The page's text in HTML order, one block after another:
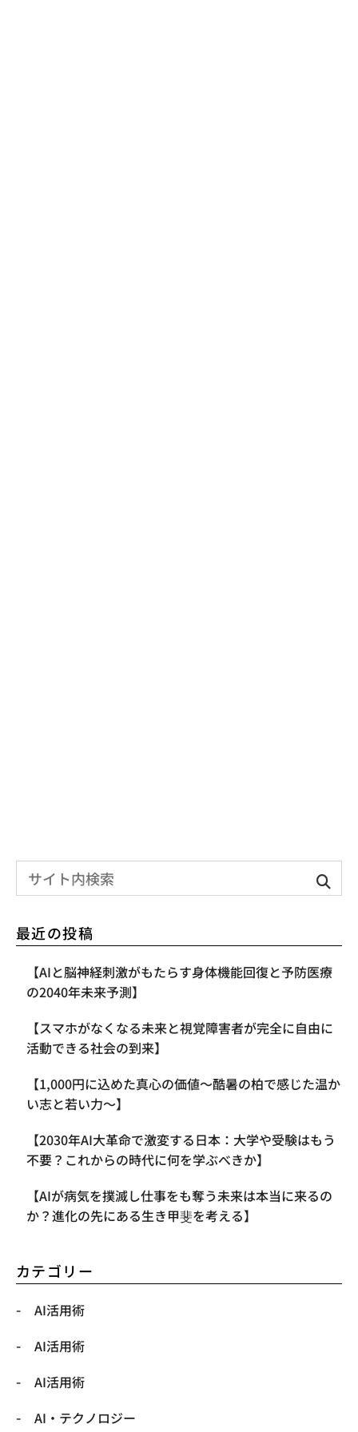
最近の投稿
【AIと脳神経刺激がもたらす身体機能回復と予防医療
の2040年未来予測】
【スマホがなくなる未来と視覚障害者が完全に自由に
活動できる社会の到来】
【1,000円に込めた真心の価値〜酷暑の柏で感じた温か
い志と若い力〜】
【2030年AI大革命で激変する日本：大学や受験はもう
不要？これからの時代に何を学ぶべきか】
【AIが病気を撲滅し仕事をも奪う未来は本当に来るの
か？進化の先にある生き甲斐を考える】
カテゴリー
AI活用術
AI活用術
AI活用術
​AI・テクノロジー